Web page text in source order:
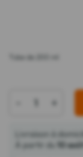
Tube de 200 ml
+
Livraison à
À partir du
10